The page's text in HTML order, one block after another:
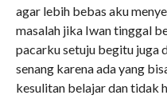
agar lebih bebas aku
masalah jika Iwan tinggal
pacarku setuju begitu juga
senang karena ada yang
kesulitan belajar dan tidak